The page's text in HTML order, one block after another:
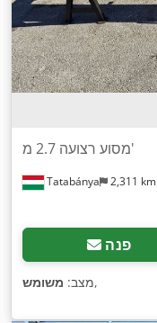
Tatabánya 2,311 km
מסוע רצועה 2.7 מ'
פנה
מצב: משומש ,